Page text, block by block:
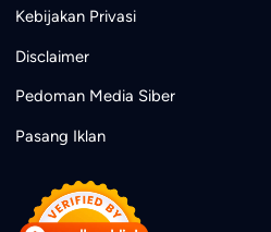
Kebijakan Privasi
Disclaimer
Pedoman Media Siber
Pasang Iklan